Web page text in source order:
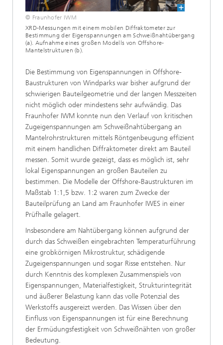
© Fraunhofer IWM
XRD-Messungen mit einem mobilen Diffraktometer zur
Bestimmung der Eigenspannungen am Schweißnahtübergang
(a). Aufnahme eines großen Modells von Offshore-
Mantelstrukturen (b).
Die Bestimmung von Eigenspannungen in Offshore-
Baustrukturen von Windparks war bisher aufgrund der
schwierigen Bauteilgeometrie und der langen Messzeiten
nicht möglich oder mindestens sehr aufwändig. Das
Fraunhofer IWM konnte nun den Verlauf von kritischen
Zugeigenspannungen am Schweißnahtübergang an
Mantelrohrstrukturen mittels Röntgenbeugung effizient
mit einem handlichen Diffraktometer direkt am Bauteil
messen. Somit wurde gezeigt, dass es möglich ist, sehr
lokal Eigenspannungen an großen Bauteilen zu
bestimmen. Die Modelle der Offshore-Baustrukturen im
Maßstab 1:1,5 bzw. 1:2 waren zum Zwecke der
Bauteilprüfung an Land am Fraunhofer IWES in einer
Prüfhalle gelagert.
Insbesondere am Nahtübergang können aufgrund der
durch das Schweißen eingebrachten Temperaturführung
eine grobkörnigen Mikrostruktur, schädigende
Zugeigenspannungen und sogar Risse entstehen. Nur
durch Kenntnis des komplexen Zusammenspiels von
Eigenspannungen, Materialfestigkeit, Strukturintegrität
und äußerer Belastung kann das volle Potenzial des
Werkstoffs ausgereizt werden. Das Wissen über den
Einfluss von Eigenspannungen ist für eine Berechnung
der Ermüdungsfestigkeit von Schweißnähten von großer
Bedeutung.